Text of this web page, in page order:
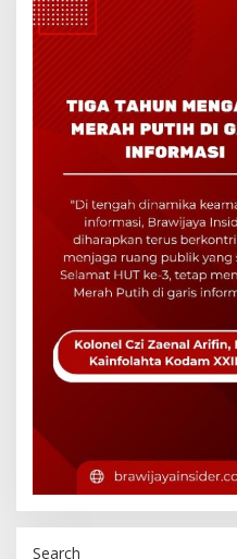
Search